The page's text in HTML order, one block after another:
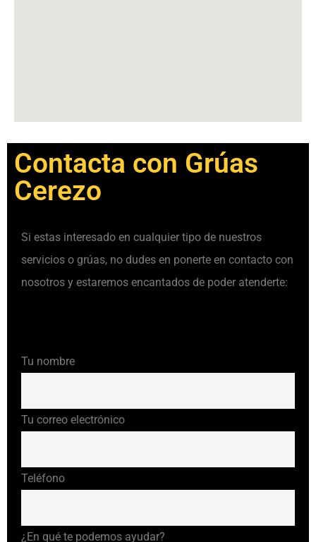
Contacta con Grúas
Cerezo
Si estas interesado en cualquier tipo de nuestros
servicios o grúas, no dudes en ponerte en contacto con
nosotros y estaremos encantados de poder atenderte:
Tu nombre
Tu correo electrónico
Teléfono
¿En qué te podemos ayudar?